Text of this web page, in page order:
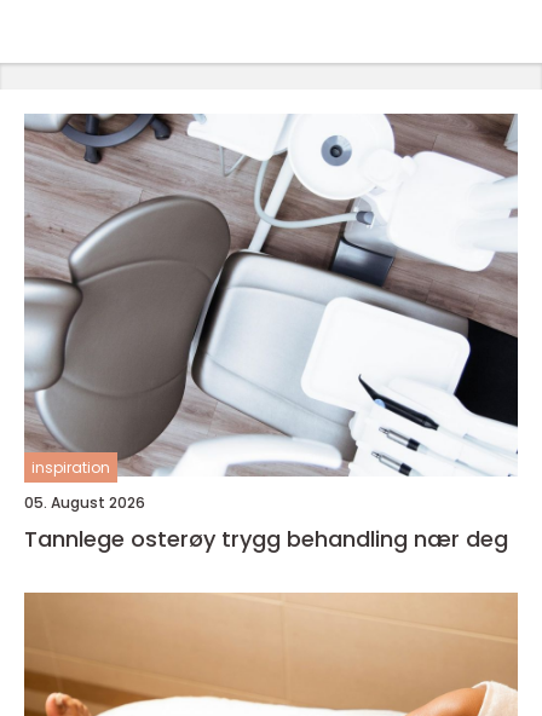
inspiration
05. August 2026
Tannlege osterøy trygg behandling nær deg